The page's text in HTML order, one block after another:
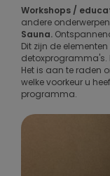
Workshops /
andere
Sauna.
Dit zijn de
detoxprogramma's.
Het is aan te raden
welke voorkeur u
programma.